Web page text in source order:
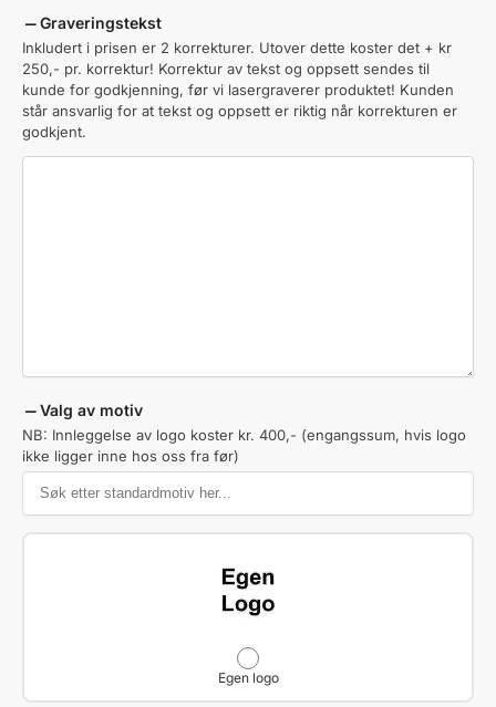
Graveringstekst
Inkludert i prisen er 2 korrekturer. Utover dette koster det + kr
250,- pr. korrektur! Korrektur av tekst og oppsett sendes til
kunde for godkjenning, før vi lasergraverer produktet! Kunden
står ansvarlig for at tekst og oppsett er riktig når korrekturen er
godkjent.
Valg av motiv
NB: Innleggelse av logo koster kr. 400,- (engangssum, hvis logo
ikke ligger inne hos oss fra før)
Egen logo